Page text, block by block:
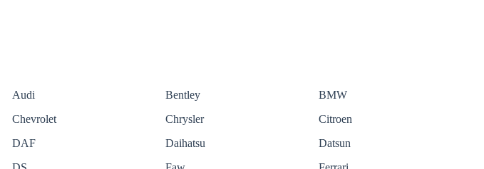
Audi Bentley
BMW
Chevrolet Chrysler
Citroen
DAF Daihatsu
Datsun